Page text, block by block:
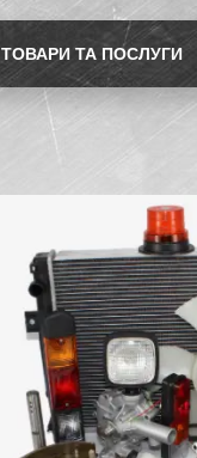
ТОВАРИ ТА ПОСЛУГИ